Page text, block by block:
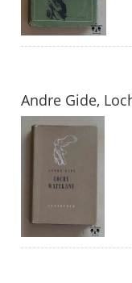
Andre Gide,